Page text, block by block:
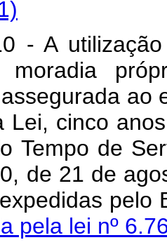
moradia
ao
Lei, cinco
Tempo de
de 21 de
pelo
pela lei nº